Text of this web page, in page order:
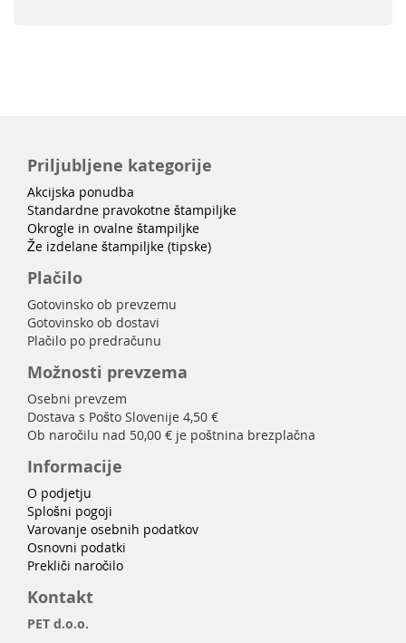
Priljubljene kategorije
Akcijska ponudba
Standardne pravokotne štampiljke
Okrogle in ovalne štampiljke
Že izdelane štampiljke (tipske)
Plačilo
Gotovinsko ob prevzemu
Gotovinsko ob dostavi
Plačilo po predračunu
Možnosti prevzema
Osebni prevzem
Dostava s Pošto Slovenije 4,50 €
Ob naročilu nad 50,00 € je poštnina brezplačna
Informacije
O podjetju
Splošni pogoji
Varovanje osebnih podatkov
Osnovni podatki
Prekliči naročilo
Kontakt
PET d.o.o.